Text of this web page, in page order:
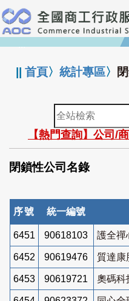
跳
到
主
要
:::
||首頁〉統計專區〉
全
站
檢
索
【熱門查詢】公司/
閉鎖性公司名錄
序號 統一編號
6451 90618103 護全禪
6452 90619476 質達康
6453 90619721 奧碼科